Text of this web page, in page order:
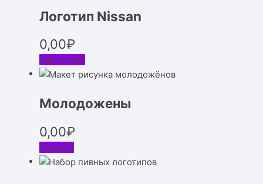
Логотип Nissan
0,00₽
Add to cart
Молодожены
0,00₽
Скачать